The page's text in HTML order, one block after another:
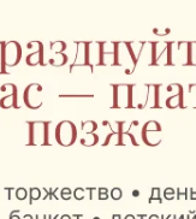
кофе «Наша
и попробовать